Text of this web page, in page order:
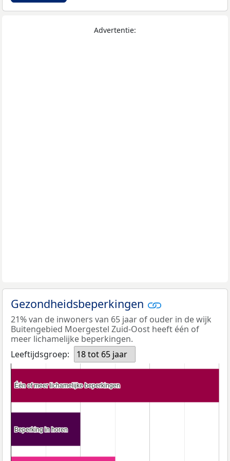
Advertentie:
Gezondheidsbeperkingen
21% van de inwoners van 65 jaar of ouder in de wijk
Buitengebied Moergestel Zuid-Oost heeft één of
meer lichamelijke beperkingen.
Leeftijdsgroep:
18 tot 65 jaar
Één of meer lichamelijke beperkingen
Één of meer lichamelijke beperkingen
Beperking in horen
Beperking in horen